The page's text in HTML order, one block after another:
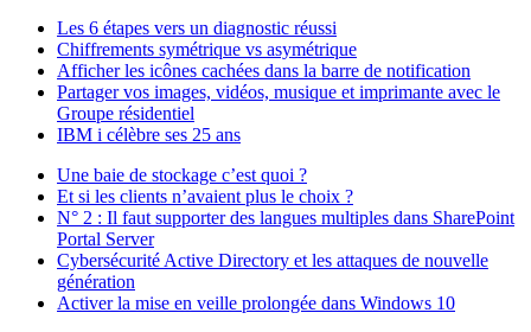
Les 6 étapes vers un diagnostic réussi
Chiffrements symétrique vs asymétrique
Afficher les icônes cachées dans la barre de notification
Partager vos images, vidéos, musique et imprimante avec le
Groupe résidentiel
IBM i célèbre ses 25 ans
Une baie de stockage c’est quoi ?
Et si les clients n’avaient plus le choix ?
N° 2 : Il faut supporter des langues multiples dans SharePoint
Portal Server
Cybersécurité Active Directory et les attaques de nouvelle
génération
Activer la mise en veille prolongée dans Windows 10